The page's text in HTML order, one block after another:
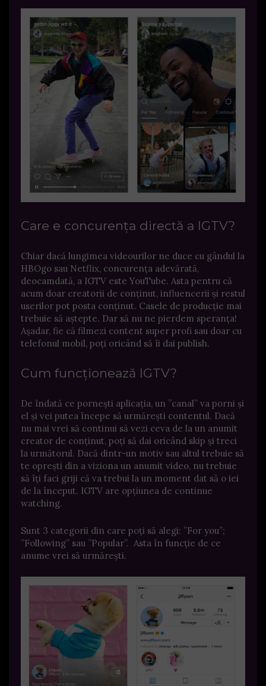
Care e concurența directă a IGTV?
Chiar dacă lungimea videourilor ne duce cu gândul la
HBOgo sau Netflix, concurența adevărată,
deocamdată, a IGTV este YouTube. Asta pentru că
acum doar creatorii de conținut, influencerii și restul
userilor pot posta conținut. Casele de producție mai
trebuie să aștepte. Dar să nu ne pierdem speranța!
Așadar, fie că filmezi content super profi sau doar cu
telefonul mobil, poți oricând să îi dai publish.
Cum funcționează IGTV?
De îndată ce pornești aplicația, un ”canal” va porni și
el și vei putea începe să urmărești contentul. Dacă
nu mai vrei să continui să vezi ceva de la un anumit
creator de conținut, poți să dai oricând skip și treci
la următorul. Dacă dintr-un motiv sau altul trebuie să
te oprești din a viziona un anumit video, nu trebuie
să îți faci griji că va trebui la un moment dat să o iei
de la început. IGTV are opțiunea de continue
watching.
Sunt 3 categorii din care poți să alegi: ”For you”;
”Following” sau ”Popular”. Asta în funcție de ce
anume vrei să urmărești.